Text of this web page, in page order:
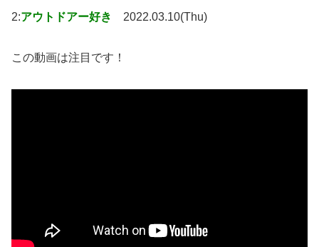
2:アウトドアー好き 2022.03.10(Thu)
この動画は注目です！